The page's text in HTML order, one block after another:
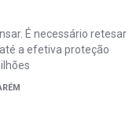
É necessário retesar
a efetiva proteção